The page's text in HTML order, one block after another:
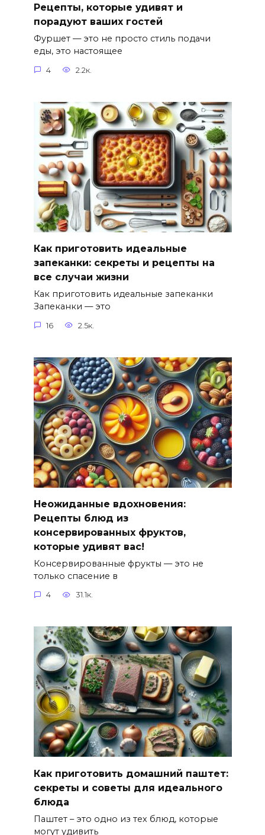
Рецепты, которые удивят и
порадуют ваших гостей
Фуршет — это не просто стиль подачи
еды, это настоящее
4 2.2к.
Как приготовить идеальные
запеканки: секреты и рецепты на
все случаи жизни
Как приготовить идеальные запеканки
Запеканки — это
16 2.5к.
Неожиданные вдохновения:
Рецепты блюд из
консервированных фруктов,
которые удивят вас!
Консервированные фрукты — это не
только спасение в
4 31.1к.
Как приготовить домашний паштет:
секреты и советы для идеального
блюда
Паштет – это одно из тех блюд, которые
могут удивить